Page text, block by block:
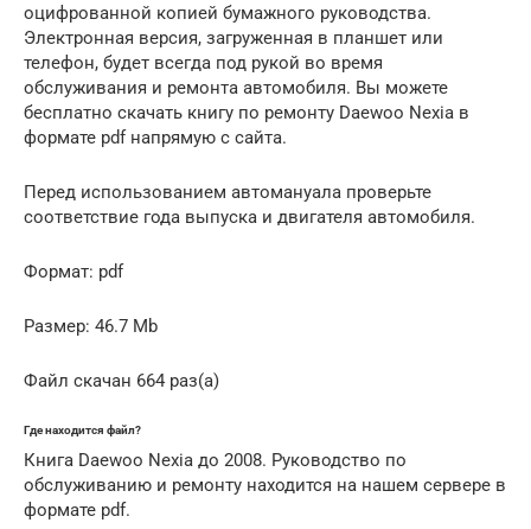
оцифрованной копией бумажного руководства.
Электронная версия, загруженная в планшет или
телефон, будет всегда под рукой во время
обслуживания и ремонта автомобиля. Вы можете
бесплатно скачать книгу по ремонту Daewoo Nexia в
формате pdf напрямую с сайта.
Перед использованием автомануала проверьте
соответствие года выпуска и двигателя автомобиля.
Формат: pdf
Размер: 46.7 Mb
Файл скачан 664 раз(а)
Где находится файл?
Книга Daewoo Nexia до 2008. Руководство по
обслуживанию и ремонту находится на нашем сервере в
формате pdf.